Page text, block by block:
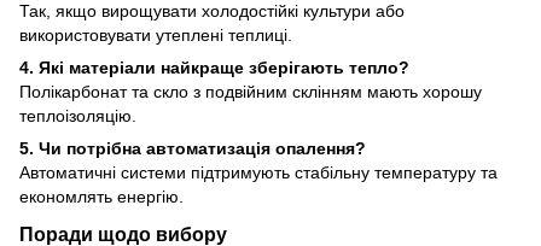
Так, якщо вирощувати холодостійкі культури або
використовувати утеплені теплиці.
4. Які матеріали найкраще зберігають тепло?
Полікарбонат та скло з подвійним склінням мають хорошу
теплоізоляцію.
5. Чи потрібна автоматизація опалення?
Автоматичні системи підтримують стабільну температуру та
економлять енергію.
Поради щодо вибору